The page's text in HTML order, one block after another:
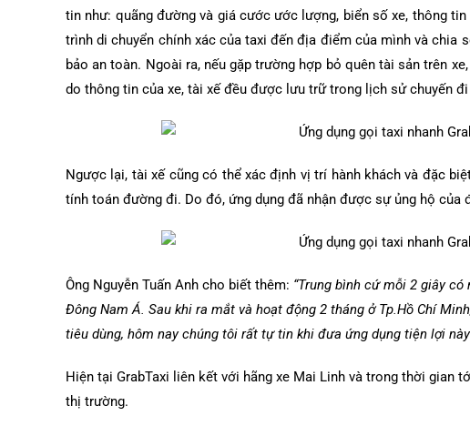
tin như: quãng đường và giá cước ước lượng, biển số xe, thông
trình di chuyển chính xác của taxi đến địa điểm của mình và chia
bảo an toàn. Ngoài ra, nếu gặp trường hợp bỏ quên tài sản trên
do thông tin của xe, tài xế đều được lưu trữ trong lịch sử chuyến đi
Ngược lại, tài xế cũng có thể xác định vị trí hành khách và đặc
tính toán đường đi. Do đó, ứng dụng đã nhận được sự ủng hộ của
Ông Nguyễn Tuấn Anh cho biết thêm: “Trung bình cứ mỗi 2 giây
Đông Nam Á. Sau khi ra mắt và hoạt động 2 tháng ở Tp.Hồ Chí
tiêu dùng, hôm nay chúng tôi rất tự tin khi đưa ứng dụng tiện lợi
Hiện tại GrabTaxi liên kết với hãng xe Mai Linh và trong thời gian
thị trường.